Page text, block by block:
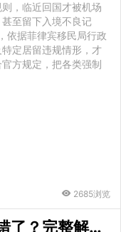
，临近回国才被机场
至留下入境不良记
依据菲律宾移民局行政
定居留违规情形，才
方规定，把各类强制
2685浏览
整解决方式一览